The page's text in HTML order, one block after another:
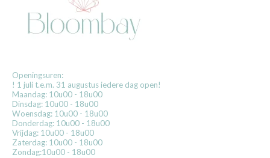
Openingsuren:
! 1 juli t.e.m. 31 augustus iedere dag open!
Maandag: 10u00 - 18u00
Dinsdag: 10u00 - 18u00
Woensdag: 10u00 - 18u00
Donderdag: 10u00 - 18u00
Vrijdag: 10u00 - 18u00
Zaterdag: 10u00 - 18u00
Zondag:10u00 - 18u00